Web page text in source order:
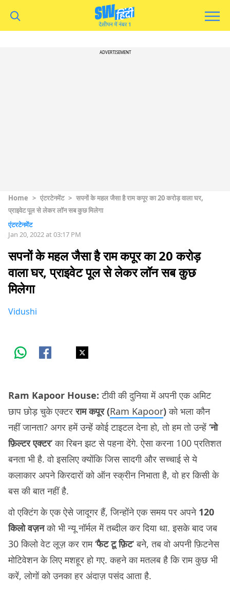
ADVERTISEMENT
Home > एंटरटेनमेंट > सपनों के महल जैसा है राम कपूर का 20 करोड़ वाला घर,
प्राइवेट पूल से लेकर लॉन सब कुछ मिलेगा
एंटरटेनमेंट
Jan 20, 2022 at 03:17 PM
सपनों के महल जैसा है राम कपूर का 20 करोड़
वाला घर, प्राइवेट पूल से लेकर लॉन सब कुछ
मिलेगा
Vidushi
Ram Kapoor House:टीवी की दुनिया में अपनी एक अमिट
छाप छोड़ चुके एक्टरराम कपूर (Ram Kapoor)को भला कौन
नहीं जानता? अगर हमें उन्हें कोई टाइटल देना हो, तो हम तो उन्हें ‘नो
फ़िल्टर एक्टर‘ का रिबन झट से पहना देंगे. ऐसा करना 100 प्रतिशत
बनता भी है. वो इसलिए क्योंकि जिस सादगी और सच्चाई से ये
कलाकार अपने किरदारों को ऑन स्क्रीन निभाता है, वो हर किसी के
बस की बात नहीं है.
वो एक्टिंग के एक ऐसे जादूगर हैं, जिन्होंने एक समय पर अपने 120
किलो वज़नको भी न्यू नॉर्मल में तब्दील कर दिया था. इसके बाद जब
30 किलो वेट लूज़ कर राम ‘फैट टू फ़िट‘ बने, तब वो अपनी फ़िटनेस
मोटिवेशन के लिए मशहूर हो गए. कहने का मतलब है कि राम कुछ भी
करें, लोगों को उनका हर अंदाज़ पसंद आता है.